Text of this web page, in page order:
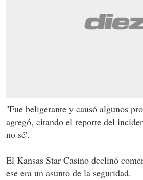
''Fue beligerante y causó algunos
agregó, citando el reporte del
no sé'.
El Kansas Star Casino declinó
ese era un asunto de la seguridad.